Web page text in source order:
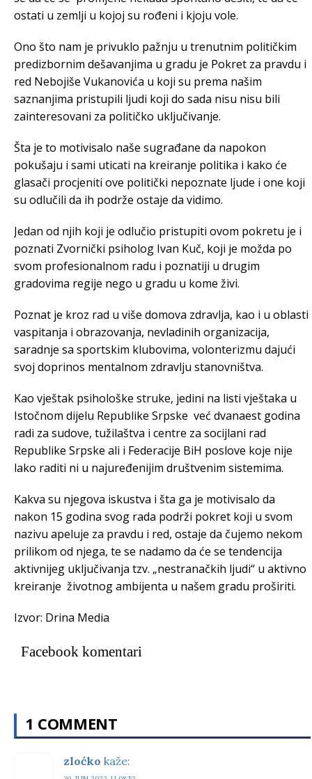
ostati u zemlji u kojoj su rođeni i kjoju vole.
Ono što nam je privuklo pažnju u trenutnim političkim
predizbornim dešavanjima u gradu je Pokret za pravdu i
red Nebojiše Vukanovića u koji su prema našim
saznanjima pristupili ljudi koji do sada nisu nisu bili
zainteresovani za političko uključivanje.
Šta je to motivisalo naše sugrađane da napokon
pokušaju i sami uticati na kreiranje politika i kako će
glasači procjeniti ove politički nepoznate ljude i one koji
su odlučili da ih podrže ostaje da vidimo.
Jedan od njih koji je odlučio pristupiti ovom pokretu je i
poznati Zvornički psiholog Ivan Kuč, koji je možda po
svom profesionalnom radu i poznatiji u drugim
gradovima regije nego u gradu u kome živi.
Poznat je kroz rad u više domova zdravlja, kao i u oblasti
vaspitanja i obrazovanja, nevladinih organizacija,
saradnje sa sportskim klubovima, volonterizmu dajući
svoj doprinos mentalnom zdravlju stanovništva.
Kao vještak psihološke struke, jedini na listi vještaka u
Istočnom dijelu Republike Srpske već dvanaest godina
radi za sudove, tužilaštva i centre za socijlani rad
Republike Srpske ali i Federacije BiH poslove koje nije
lako raditi ni u najuređenijim društvenim sistemima.
Kakva su njegova iskustva i šta ga je motivisalo da
nakon 15 godina svog rada podrži pokret koji u svom
nazivu apeluje za pravdu i red, ostaje da čujemo nekom
prilikom od njega, te se nadamo da će se tendencija
aktivnijeg uključivanja tzv. „nestranačkih ljudi“ u aktivno
kreiranje životnog ambijenta u našem gradu proširiti.
Izvor: Drina Media
Facebook komentari
1 COMMENT
zloćko kaže: